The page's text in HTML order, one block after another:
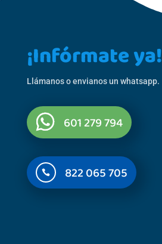
¡Infórmate ya!
Llámanos o envianos un whatsapp.
601 279 794
 822 065 705